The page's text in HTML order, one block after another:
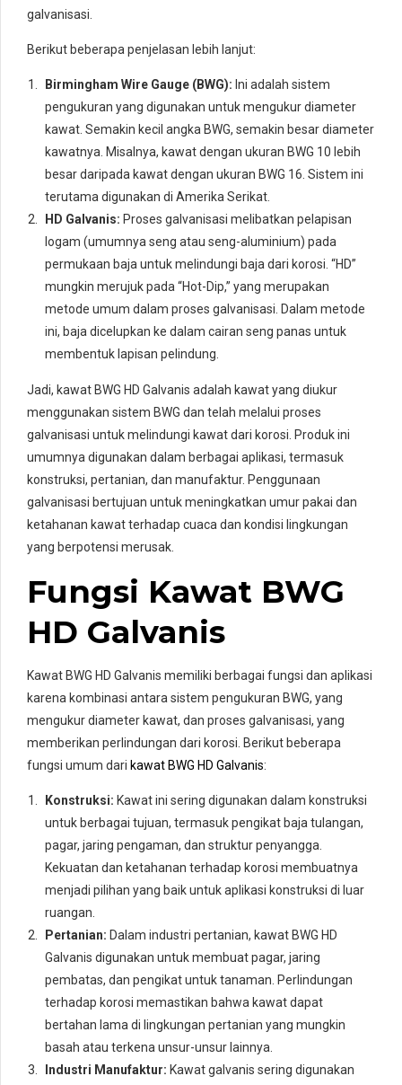
galvanisasi.
Berikut beberapa penjelasan lebih lanjut:
Birmingham Wire Gauge (BWG): Ini adalah sistem
pengukuran yang digunakan untuk mengukur diameter
kawat. Semakin kecil angka BWG, semakin besar diameter
kawatnya. Misalnya, kawat dengan ukuran BWG 10 lebih
besar daripada kawat dengan ukuran BWG 16. Sistem ini
terutama digunakan di Amerika Serikat.
HD Galvanis: Proses galvanisasi melibatkan pelapisan
logam (umumnya seng atau seng-aluminium) pada
permukaan baja untuk melindungi baja dari korosi. “HD”
mungkin merujuk pada “Hot-Dip,” yang merupakan
metode umum dalam proses galvanisasi. Dalam metode
ini, baja dicelupkan ke dalam cairan seng panas untuk
membentuk lapisan pelindung.
Jadi, kawat BWG HD Galvanis adalah kawat yang diukur
menggunakan sistem BWG dan telah melalui proses
galvanisasi untuk melindungi kawat dari korosi. Produk ini
umumnya digunakan dalam berbagai aplikasi, termasuk
konstruksi, pertanian, dan manufaktur. Penggunaan
galvanisasi bertujuan untuk meningkatkan umur pakai dan
ketahanan kawat terhadap cuaca dan kondisi lingkungan
yang berpotensi merusak.
Fungsi Kawat BWG
HD Galvanis
Kawat BWG HD Galvanis memiliki berbagai fungsi dan aplikasi
karena kombinasi antara sistem pengukuran BWG, yang
mengukur diameter kawat, dan proses galvanisasi, yang
memberikan perlindungan dari korosi. Berikut beberapa
fungsi umum dari kawat BWG HD Galvanis:
Konstruksi: Kawat ini sering digunakan dalam konstruksi
untuk berbagai tujuan, termasuk pengikat baja tulangan,
pagar, jaring pengaman, dan struktur penyangga.
Kekuatan dan ketahanan terhadap korosi membuatnya
menjadi pilihan yang baik untuk aplikasi konstruksi di luar
ruangan.
Pertanian: Dalam industri pertanian, kawat BWG HD
Galvanis digunakan untuk membuat pagar, jaring
pembatas, dan pengikat untuk tanaman. Perlindungan
terhadap korosi memastikan bahwa kawat dapat
bertahan lama di lingkungan pertanian yang mungkin
basah atau terkena unsur-unsur lainnya.
Industri Manufaktur: Kawat galvanis sering digunakan